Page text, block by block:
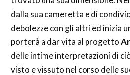
dalla sua cameretta e di
debolezze con gli altri ed inizia
porterà a dar vita al progetto
delle intime interpretazioni di
visto e vissuto nel corso delle